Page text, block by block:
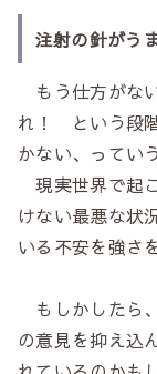
注射の針がう
もう仕方がな
れ！ という段
かない、ってい
現実世界で起
けない最悪な状
いる不安を強さ
もしかしたら
の意見を抑え込